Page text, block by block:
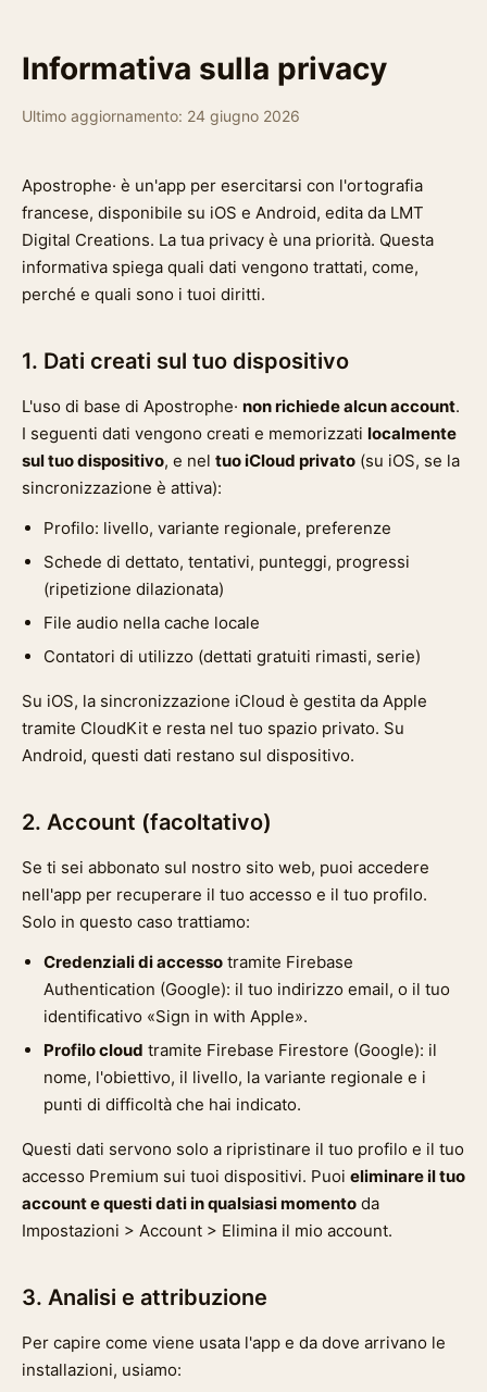
Informativa sulla privacy
Ultimo aggiornamento: 24 giugno 2026
Apostrophe· è un'app per esercitarsi con l'ortografia
francese, disponibile su iOS e Android, edita da LMT
Digital Creations. La tua privacy è una priorità. Questa
informativa spiega quali dati vengono trattati, come,
perché e quali sono i tuoi diritti.
1. Dati creati sul tuo dispositivo
L'uso di base di Apostrophe· non richiede alcun account.
I seguenti dati vengono creati e memorizzati localmente
sul tuo dispositivo, e nel tuo iCloud privato (su iOS, se la
sincronizzazione è attiva):
Profilo: livello, variante regionale, preferenze
Schede di dettato, tentativi, punteggi, progressi
(ripetizione dilazionata)
File audio nella cache locale
Contatori di utilizzo (dettati gratuiti rimasti, serie)
Su iOS, la sincronizzazione iCloud è gestita da Apple
tramite CloudKit e resta nel tuo spazio privato. Su
Android, questi dati restano sul dispositivo.
2. Account (facoltativo)
Se ti sei abbonato sul nostro sito web, puoi accedere
nell'app per recuperare il tuo accesso e il tuo profilo.
Solo in questo caso trattiamo:
Credenziali di accesso tramite Firebase
Authentication (Google): il tuo indirizzo email, o il tuo
identificativo «Sign in with Apple».
Profilo cloud tramite Firebase Firestore (Google): il
nome, l'obiettivo, il livello, la variante regionale e i
punti di difficoltà che hai indicato.
Questi dati servono solo a ripristinare il tuo profilo e il tuo
accesso Premium sui tuoi dispositivi. Puoi eliminare il tuo
account e questi dati in qualsiasi momento da
Impostazioni > Account > Elimina il mio account.
3. Analisi e attribuzione
Per capire come viene usata l'app e da dove arrivano le
installazioni, usiamo: